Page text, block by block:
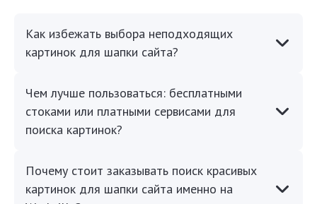
Как избежать выбора неподходящих
картинок для шапки сайта?
Чем лучше пользоваться: бесплатными
стоками или платными сервисами для
поиска картинок?
Почему стоит заказывать поиск красивых
картинок для шапки сайта именно на